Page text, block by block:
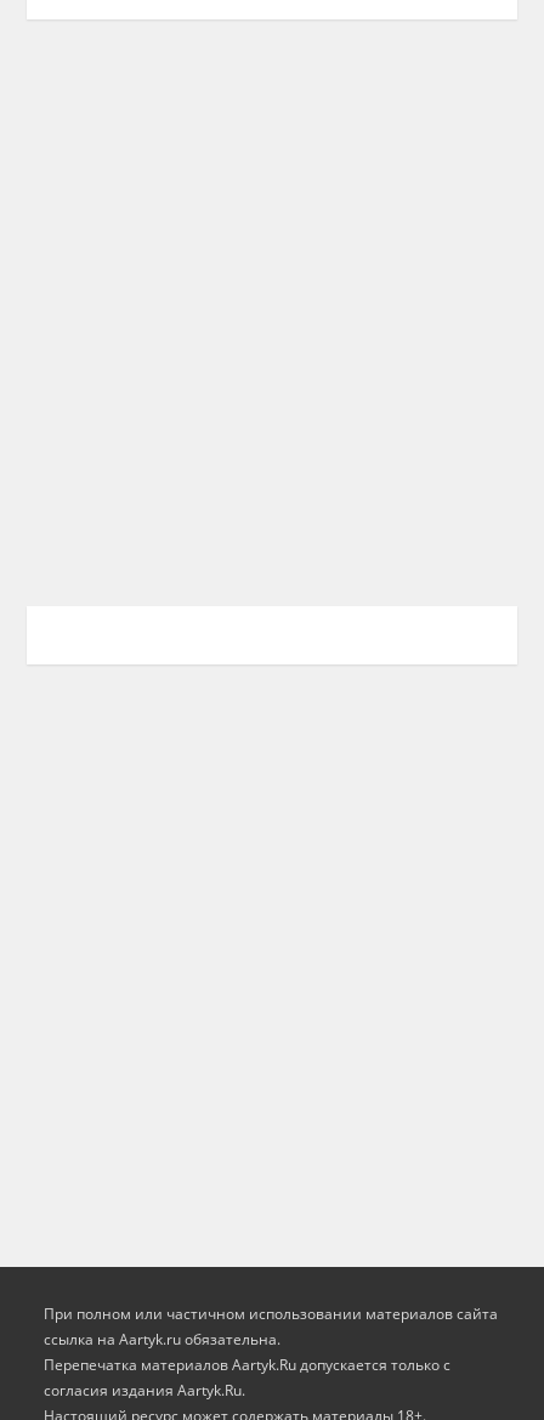
При полном или частичном использовании материалов сайта
ссылка на Aartyk.ru oбязательна.
Перепечатка материалов Aartyk.Ru допускается только с
согласия издания Aartyk.Ru.
Настоящий ресурс может содержать материалы 18+.